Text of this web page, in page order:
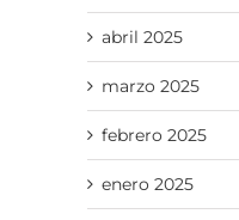
abril 2025
marzo 2025
febrero 2025
enero 2025